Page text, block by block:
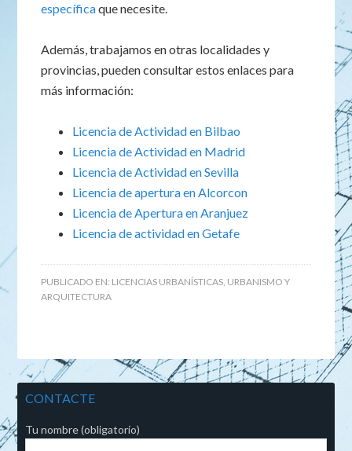
específicaque necesite.
Además, trabajamos en otras localidades y
provincias, pueden consultar estos enlaces para
más información:
Licencia de Actividad en Bilbao
Licencia de Actividad en Madrid
Licencia de Actividad en Sevilla
Licencia de apertura en Alcorcon
Licencia de Apertura en Aranjuez
Licencia de actividad en Getafe
PUBLICADO EN: LICENCIAS URBANÍSTICAS, URBANISMO Y
ARQUITECTURA
CONTACTE
Tu nombre (obligatorio)